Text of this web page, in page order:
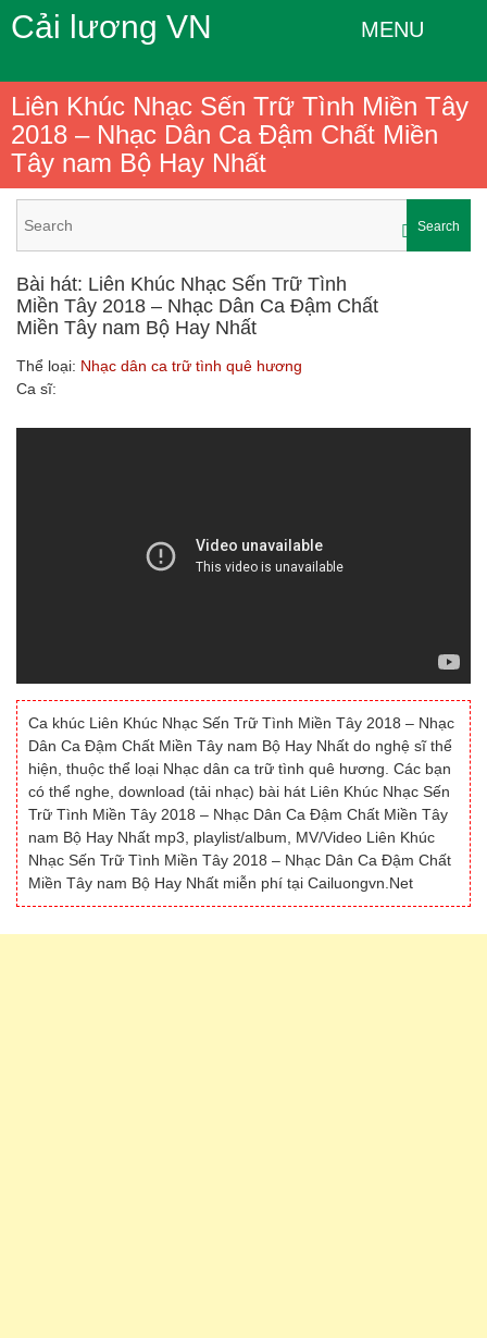
Cải lương VN MENU
Liên Khúc Nhạc Sến Trữ Tình Miền Tây
2018 – Nhạc Dân Ca Đậm Chất Miền
Tây nam Bộ Hay Nhất
Search
Bài hát: Liên Khúc Nhạc Sến Trữ Tình
Miền Tây 2018 – Nhạc Dân Ca Đậm Chất
Miền Tây nam Bộ Hay Nhất
Thể loại: Nhạc dân ca trữ tình quê hương
Ca sĩ:
Ca khúc Liên Khúc Nhạc Sến Trữ Tình Miền Tây 2018 – Nhạc
Dân Ca Đậm Chất Miền Tây nam Bộ Hay Nhất do nghệ sĩ thể
hiện, thuộc thể loại Nhạc dân ca trữ tình quê hương. Các bạn
có thể nghe, download (tải nhạc) bài hát Liên Khúc Nhạc Sến
Trữ Tình Miền Tây 2018 – Nhạc Dân Ca Đậm Chất Miền Tây
nam Bộ Hay Nhất mp3, playlist/album, MV/Video Liên Khúc
Nhạc Sến Trữ Tình Miền Tây 2018 – Nhạc Dân Ca Đậm Chất
Miền Tây nam Bộ Hay Nhất miễn phí tại Cailuongvn.Net